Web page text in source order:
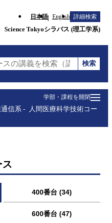
日本語 English 詳細検索
Science Tokyoシラバス (理工学系)
の講義を検索（講義名・科
検索
学部・課程を開閉
信系
人間医療科学技術コー
ス
400番台 (34)
600番台 (47)